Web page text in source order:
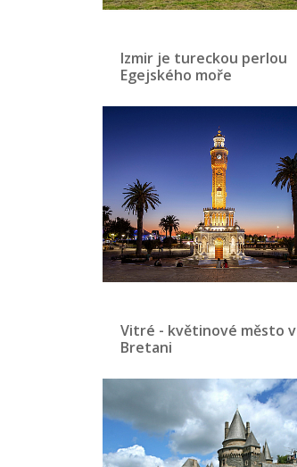
Izmir je tureckou perlou
Egejského moře
Vitré - květinové město v
Bretani